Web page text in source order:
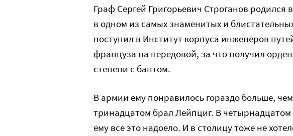
Граф Сергей Григорьевич Строганов родился
в одном из самых знаменитых и
поступил в Институт корпуса инженеров
француза на передовой, за что получил
степени с бантом.
В армии ему понравилось гораздо больше,
тринадцатом брал Лейпциг. В
ему все это надоело. И в столицу тоже не